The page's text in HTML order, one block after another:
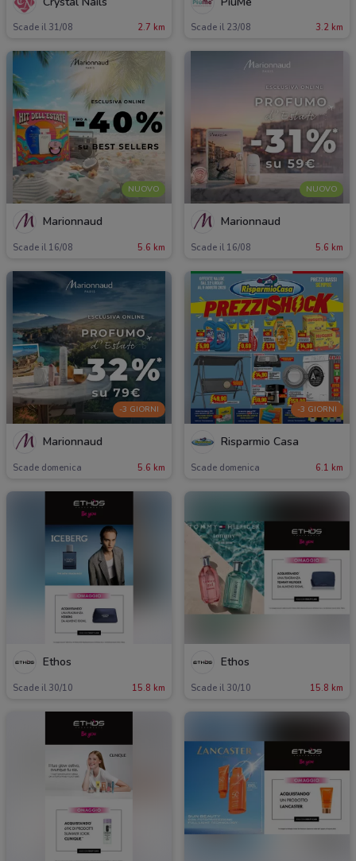
Scade il 31/08 2.7 km Scade il 23/08 3.2 km
NUOVO
Marionnaud
Scade il 16/08 5.6 km
NUOVO
Marionnaud
Scade il 16/08 5.6 km
-3 GIORNI
Marionnaud
Scade domenica 5.6 km
-3 GIORNI
Risparmio Casa
Scade domenica 6.1 km
Ethos
Scade il 30/10 15.8 km
Ethos
Scade il 30/10 15.8 km